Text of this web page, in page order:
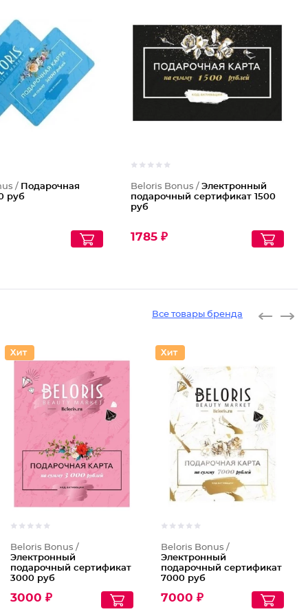
/ Подарочная
руб
Beloris Bonus /Электронный
подарочный сертификат 1500
руб
1785 ₽
Все товары бренда
Beloris Bonus /
Электронный
подарочный сертификат
3000 руб
3000 ₽
Beloris Bonus /
Электронный
подарочный сертификат
7000 руб
7000 ₽